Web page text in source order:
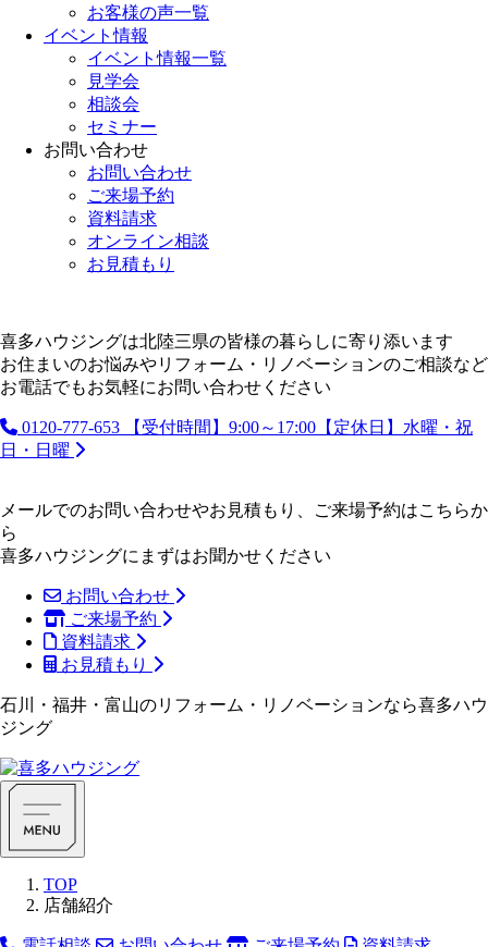
お客様の声一覧
イベント情報
イベント情報一覧
見学会
相談会
セミナー
お問い合わせ
お問い合わせ
ご来場予約
資料請求
オンライン相談
お見積もり
喜多ハウジングは北陸三県の皆様の暮らしに寄り添います
お住まいのお悩みやリフォーム・リノベーションのご相談など
お電話でもお気軽にお問い合わせください
0120-777-653
【受付時間】9:00～17:00【定休日】水曜・祝
日・日曜
メールでのお問い合わせやお見積もり、ご来場予約はこちらか
ら
喜多ハウジングにまずはお聞かせください
お問い合わせ
ご来場予約
資料請求
お見積もり
石川・福井・富山のリフォーム・リノベーションなら喜多ハウ
ジング
TOP
店舗紹介